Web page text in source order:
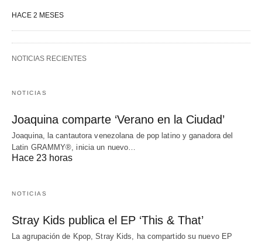
HACE 2 MESES
NOTICIAS RECIENTES
NOTICIAS
Joaquina comparte ‘Verano en la Ciudad’
Joaquina, la cantautora venezolana de pop latino y ganadora del
Latin GRAMMY®, inicia un nuevo…
Hace 23 horas
NOTICIAS
Stray Kids publica el EP ‘This & That’
La agrupación de Kpop, Stray Kids, ha compartido su nuevo EP